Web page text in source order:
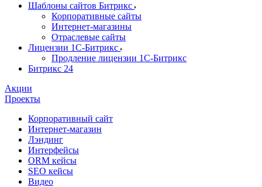
Шаблоны сайтов Битрикс
Корпоративные сайты
Интернет-магазины
Отраслевые сайты
Лицензии 1С-Битрикс
Продление лицензии 1С-Битрикс
Битрикс 24
Акции
Проекты
Корпоративный сайт
Интернет-магазин
Лэндинг
Интерфейсы
ORM кейсы
SEO кейсы
Видео